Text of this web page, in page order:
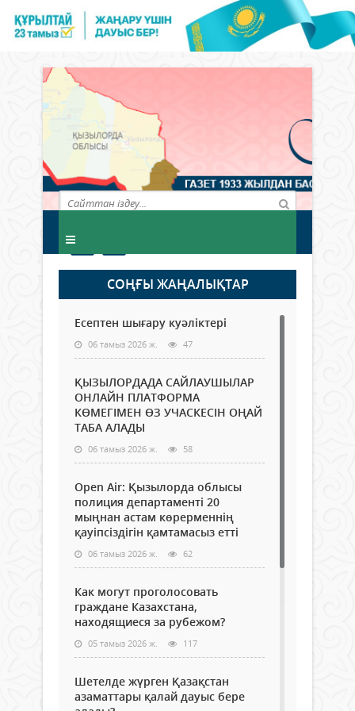
СОҢҒЫ ЖАҢАЛЫҚТАР
Есептен шығару куәліктері
06 тамыз 2026 ж. 47
ҚЫЗЫЛОРДАДА САЙЛАУШЫЛАР
ОНЛАЙН ПЛАТФОРМА
КӨМЕГІМЕН ӨЗ УЧАСКЕСІН ОҢАЙ
ТАБА АЛАДЫ
06 тамыз 2026 ж. 58
Open Air: Қызылорда облысы
полиция департаменті 20
мыңнан астам көрерменнің
қауіпсіздігін қамтамасыз етті
06 тамыз 2026 ж. 62
Как могут проголосовать
граждане Казахстана,
находящиеся за рубежом?
05 тамыз 2026 ж. 117
Шетелде жүрген Қазақстан
азаматтары қалай дауыс бере